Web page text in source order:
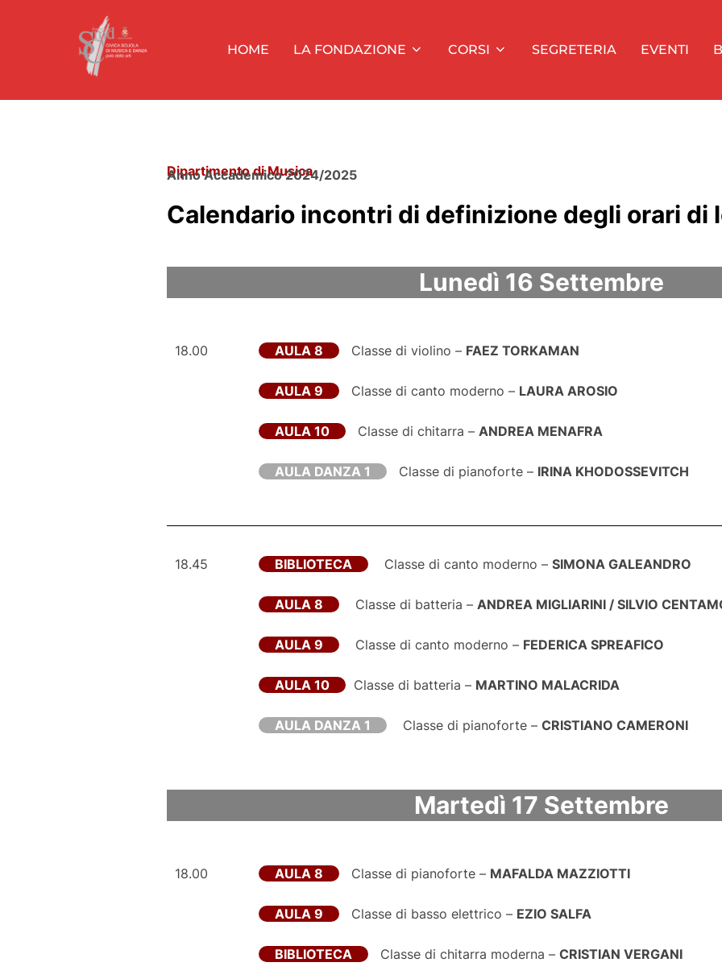
HOME LA FONDAZIONE CORSI SEGRETERIA EVENTI
Dipartimento di Musica
Anno Accademico 2024/2025
Calendario incontri di definizione degli orari di
Lunedì 16 Settembre​
18.00 AULA 8 Classe di violino – FAEZ TORKAMAN
AULA 9 Classe di canto moderno – LAURA AROSIO
AULA 10 Classe di chitarra – ANDREA MENAFRA
AULA DANZA 1 Classe di pianoforte – IRINA KHODOSSEVITCH
18.45 BIBLIOTECA Classe di canto moderno – SIMONA GALEANDRO
AULA 8 Classe di batteria – ANDREA MIGLIARINI / SILVIO
AULA 9 Classe di canto moderno – FEDERICA SPREAFICO
AULA 10 Classe di batteria – MARTINO MALACRIDA
AULA DANZA 1 Classe di pianoforte – CRISTIANO CAMERONI
Martedì 17 Settembre​
18.00 AULA 8 Classe di pianoforte – MAFALDA MAZZIOTTI
AULA 9 Classe di basso elettrico – EZIO SALFA
BIBLIOTECA Classe di chitarra moderna – CRISTIAN VERGANI